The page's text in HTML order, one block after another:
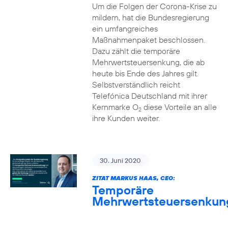
Um die Folgen der Corona-Krise zu
mildern, hat die Bundesregierung
ein umfangreiches
Maßnahmenpaket beschlossen.
Dazu zählt die temporäre
Mehrwertsteuersenkung, die ab
heute bis Ende des Jahres gilt.
Selbstverständlich reicht
Telefónica Deutschland mit ihrer
Kernmarke O2diese Vorteile an alle
ihre Kunden weiter.
30. Juni 2020
ZITAT MARKUS HAAS, CEO:
Temporäre